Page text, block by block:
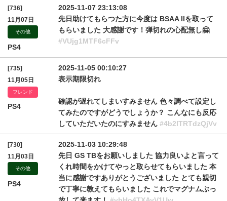
[736]
11月07日
その他
PS4
2025-11-07 23:13:08
先日助けてもらつた方に今度は BSAA IIを取って
もらいました 大感謝です！弾切れの心配無し🤗
#VUjg1MTF6cFFv
[735]
11月05日
フレンド
PS4
2025-11-05 00:10:27
表示期限切れ
確認が遅れてしまいすみません 色々調べて設定し
てみたのですがどうでしょうか？ こんなにも反応
していただいたのにすみません #4b2lTRTdzQjVv
[730]
11月03日
その他
PS4
2025-11-03 10:29:48
先日 GS TBをお願いしました 協力良いよと言って
くれ時間をかけてやっと取らせてもらいました 本
当に感謝ですありがとうございました とても親切
で丁寧に教えてもらいました これでマグナムぶっ